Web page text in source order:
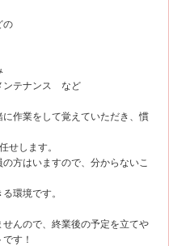
の
ンテナンス など
作業をして覚えていただき、慣
せします。
の方はいますので、分からないこ
環境です。
んので、終業後の予定を立てや
す！